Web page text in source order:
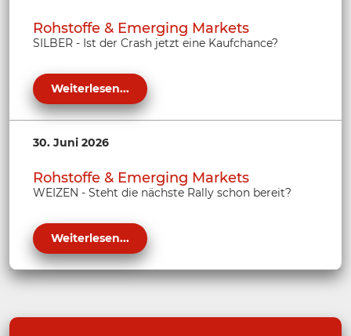
Rohstoffe & Emerging Markets
SILBER - Ist der Crash jetzt eine Kaufchance?
Weiterlesen...
30. Juni 2026
Rohstoffe & Emerging Markets
WEIZEN - Steht die nächste Rally schon bereit?
Weiterlesen...